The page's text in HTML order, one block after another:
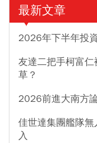
最新文章
2026年下半年投
友達二把手柯富
草？
2026前進大南方
佳世達集團艦隊
入